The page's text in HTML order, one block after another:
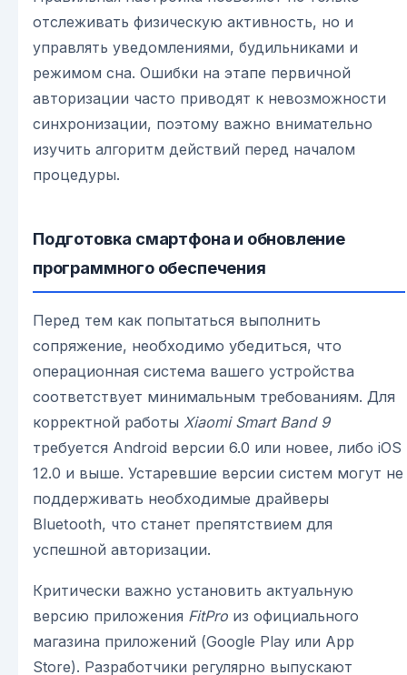
отслеживать физическую активность, но и
управлять уведомлениями, будильниками и
режимом сна. Ошибки на этапе первичной
авторизации часто приводят к невозможности
синхронизации, поэтому важно внимательно
изучить алгоритм действий перед началом
процедуры.
Подготовка смартфона и обновление
программного обеспечения
Перед тем как попытаться выполнить
сопряжение, необходимо убедиться, что
операционная система вашего устройства
соответствует минимальным требованиям. Для
корректной работы Xiaomi Smart Band 9
требуется Android версии 6.0 или новее, либо iOS
12.0 и выше. Устаревшие версии систем могут не
поддерживать необходимые драйверы
Bluetooth, что станет препятствием для
успешной авторизации.
Критически важно установить актуальную
версию приложения FitPro из официального
магазина приложений (Google Play или App
Store). Разработчики регулярно выпускают